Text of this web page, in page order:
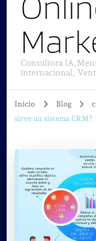
Consultora
internacional,
Inicio Blog
sirve un sistema CRM?